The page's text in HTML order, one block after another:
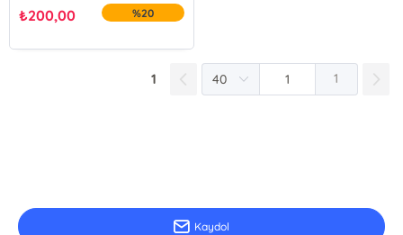
₺200,00 %20
1 1
Kaydol